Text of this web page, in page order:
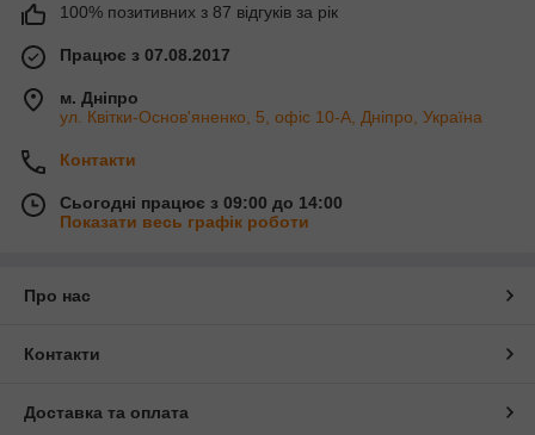
100% позитивних з 87 відгуків за рік
Працює з 07.08.2017
м. Дніпро
ул. Квітки-Основ'яненко, 5, офіс 10-А, Дніпро, Україна
Контакти
Сьогодні працює з 09:00 до 14:00
Показати весь графік роботи
Про нас
Контакти
Доставка та оплата